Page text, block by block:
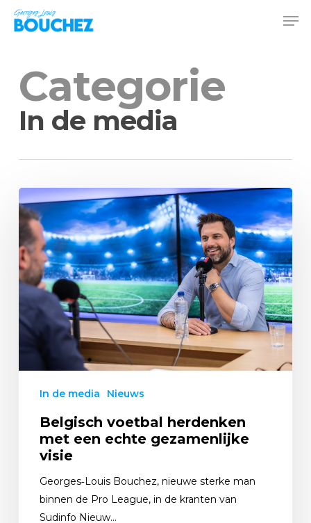
Skip
Categorie
In de media
In de media Nieuws
Belgisch voetbal herdenken
met een echte gezamenlijke
visie
Georges‑Louis Bouchez, nieuwe sterke man
binnen de Pro League, in de kranten van
Sudinfo Nieuw…